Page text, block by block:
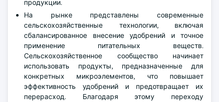
продукции.
На рынке представлены современные
сельскохозяйственные технологии, включая
сбалансированное внесение удобрений и точное
применение питательных веществ.
Сельскохозяйственное сообщество начинает
использовать продукты, предназначенные для
конкретных микроэлементов, что повышает
эффективность удобрений и предотвращает их
перерасход. Благодаря этому переходу